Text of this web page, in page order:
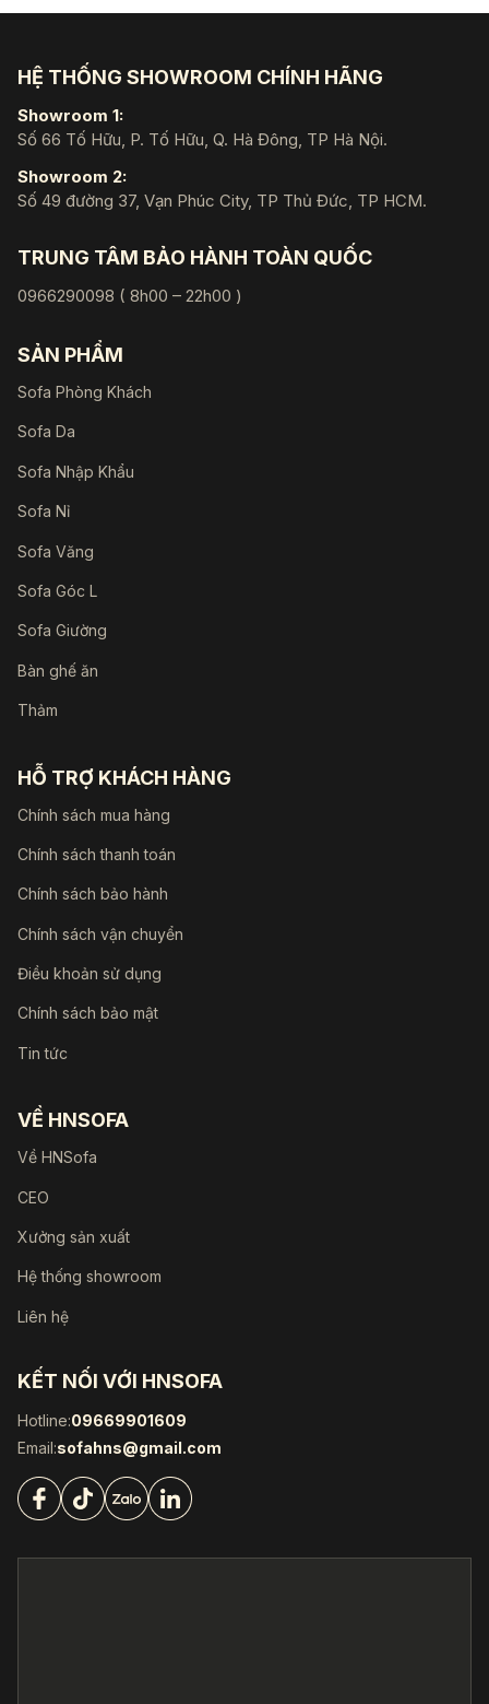
HỆ THỐNG SHOWROOM CHÍNH HÃNG
Showroom 1:
Số 66 Tố Hữu, P. Tố Hữu, Q. Hà Đông, TP Hà Nội.
Showroom 2:
Số 49 đường 37, Vạn Phúc City, TP Thủ Đức, TP HCM.
TRUNG TÂM BẢO HÀNH TOÀN QUỐC
0966290098 ( 8h00 – 22h00 )
SẢN PHẨM
Sofa Phòng Khách
Sofa Da
Sofa Nhập Khẩu
Sofa Nỉ
Sofa Văng
Sofa Góc L
Sofa Giường
Bàn ghế ăn
Thảm
HỖ TRỢ KHÁCH HÀNG
Chính sách mua hàng
Chính sách thanh toán
Chính sách bảo hành
Chính sách vận chuyển
Điều khoản sử dụng
Chính sách bảo mật
Tin tức
VỀ HNSOFA
Về HNSofa
CEO
Xưởng sản xuất
Hệ thống showroom
Liên hệ
KẾT NỐI VỚI HNSOFA
Hotline:09669901609
Email:sofahns@gmail.com